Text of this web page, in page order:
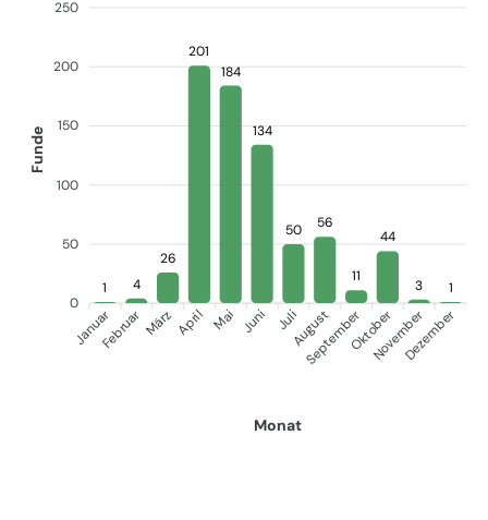
250
200
150
100
50
0
Funde
1 4
26
201
184
134
50 56
11
44
3 1
JanuarFebruar März April Mai Juni JuliAugust
SeptemberOktoberNovemberDezember
Monat